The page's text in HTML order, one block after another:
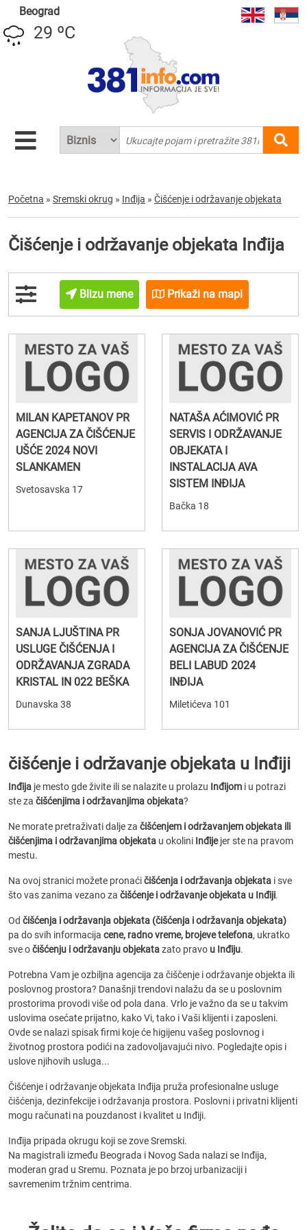
Beograd
29 ºC
Početna » Sremski okrug » Inđija » Čišćenje i održavanje objekata
Čišćenje i održavanje objekata Inđija
Blizu mene Prikaži na mapi
MILAN KAPETANOV PR
AGENCIJA ZA ČIŠĆENJE
UŠĆE 2024 NOVI
SLANKAMEN
Svetosavska 17
NATAŠA AĆIMOVIĆ PR
SERVIS I ODRŽAVANJE
OBJEKATA I
INSTALACIJA AVA
SISTEM INĐIJA
Bačka 18
SANJA LJUŠTINA PR
USLUGE ČIŠĆENJA I
ODRŽAVANJA ZGRADA
KRISTAL IN 022 BEŠKA
Dunavska 38
SONJA JOVANOVIĆ PR
AGENCIJA ZA ČIŠĆENJE
BELI LABUD 2024
INĐIJA
Miletićeva 101
čišćenje i održavanje objekata u Inđiji
Inđija je mesto gde živite ili se nalazite u prolazu Inđijom i u potrazi
ste za čišćenjima i održavanjima objekata?
Ne morate pretraživati dalje za čišćenjem i održavanjem objekata ili
čišćenjima i održavanjima objekata u okolini Inđijejer ste na pravom
mestu.
Na ovoj stranici možete pronaćičišćenja i održavanja objekata i sve
što vas zanima vezano za čišćenje i održavanje objekata u Inđiji.
Od čišćenja i održavanja objekata (čišćenja i održavanja objekata)
pa do svih informacija cene, radno vreme, brojeve telefona, ukratko
sve očišćenju i održavanju objekatazato pravo u Inđiju.
Potrebna Vam je ozbiljna agencija za čiščenje i održavanje objekta ili
poslovnog prostora? Današnji trendovi nalažu da se u poslovnim
prostorima provodi više od pola dana. Vrlo je važno da se u takvim
uslovima osećate prijatno, kako Vi, tako i Vaši klijenti i zaposleni.
Ovde se nalazi spisak firmi koje će higijenu vašeg poslovnog i
životnog prostora podići na zadovoljavajući nivo. Pogledajte opis i
uslove njihovih usluga...
Čišćenje i održavanje objekata Inđija pruža profesionalne usluge
čišćenja, dezinfekcije i održavanja prostora. Poslovni i privatni klijenti
mogu računati na pouzdanost i kvalitet u Inđiji.
Inđija pripada okrugu koji se zove Sremski.
Na magistrali između Beograda i Novog Sada nalazi se Inđija,
moderan grad u Sremu. Poznata je po brzoj urbanizaciji i
savremenim tržnim centrima.